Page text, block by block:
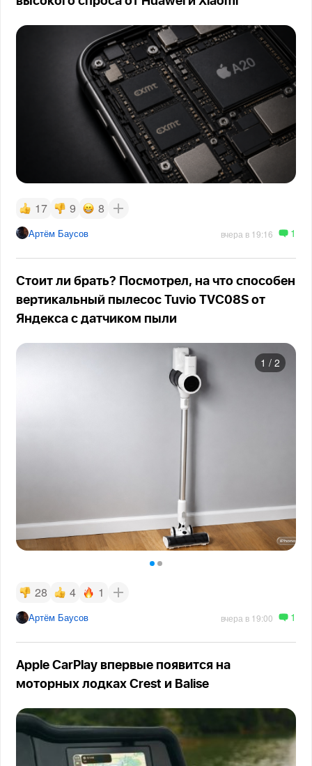
17 9 8
Артём Баусов вчера в 19:16 1
Стоит ли брать? Посмотрел, на что способен
вертикальный пылесос Tuvio TVC08S от
Яндекса с датчиком пыли
1 / 2
28 4 1
Артём Баусов вчера в 19:00 1
Apple CarPlay впервые появится на
моторных лодках Crest и Balise